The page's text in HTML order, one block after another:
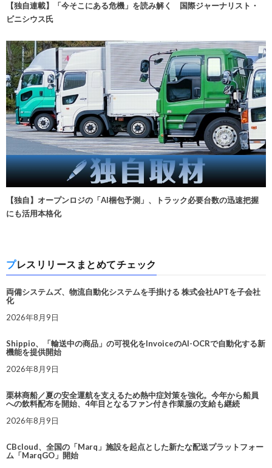
【独自連載】「今そこにある危機」を読み解く 国際ジャーナリスト・
ビニシウス氏
【独自】オープンロジの「AI梱包予測」、トラック必要台数の迅速把握
にも活用本格化
プレスリリースまとめてチェック
両備システムズ、物流自動化システムを手掛ける 株式会社APTを子会社
化
2026年8月9日
Shippio、「輸送中の商品」の可視化をInvoiceのAI-OCRで自動化する新
機能を提供開始
2026年8月9日
栗林商船／夏の安全運航を支えるため熱中症対策を強化。今年から船員
への飲料配布を開始、4年目となるファン付き作業服の支給も継続
2026年8月9日
CBcloud、全国の「Marq」施設を起点とした新たな配送プラットフォー
ム「MarqGO」開始